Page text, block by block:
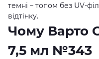
темні – топом без UV-
відтінку.
Чому Варто
7,5 мл №343